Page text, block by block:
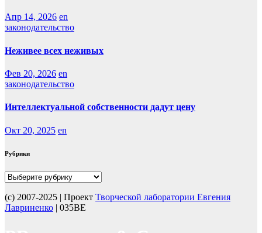
Апр 14, 2026 en
законодательство
Неживее всех неживых
Фев 20, 2026 en
законодательство
Интеллектуальной собственности дадут цену
Окт 20, 2025 en
Рубрики
Рубрики
(с) 2007-2025 | Проект Творческой лаборатории Евгения
Лавриненко | 035BE